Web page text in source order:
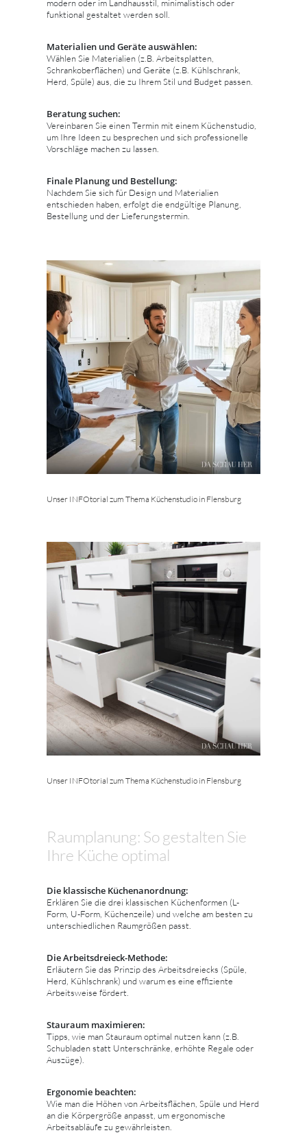
modern oder im Landhausstil, minimalistisch oder
funktional gestaltet werden soll.
Materialien und Geräte auswählen:
Wählen Sie Materialien (z.B. Arbeitsplatten,
Schrankoberflächen) und Geräte (z.B. Kühlschrank,
Herd, Spüle) aus, die zu Ihrem Stil und Budget passen.
Beratung suchen:
Vereinbaren Sie einen Termin mit einem Küchenstudio,
um Ihre Ideen zu besprechen und sich professionelle
Vorschläge machen zu lassen.
Finale Planung und Bestellung:
Nachdem Sie sich für Design und Materialien
entschieden haben, erfolgt die endgültige Planung,
Bestellung und der Lieferungstermin.
Unser INFOtorial zum Thema Küchenstudio in Flensburg
Unser INFOtorial zum Thema Küchenstudio in Flensburg
Raumplanung: So gestalten Sie
Ihre Küche optimal
Die klassische Küchenanordnung:
Erklären Sie die drei klassischen Küchenformen (L-
Form, U-Form, Küchenzeile) und welche am besten zu
unterschiedlichen Raumgrößen passt.
Die Arbeitsdreieck-Methode:
Erläutern Sie das Prinzip des Arbeitsdreiecks (Spüle,
Herd, Kühlschrank) und warum es eine effiziente
Arbeitsweise fördert.
Stauraum maximieren:
Tipps, wie man Stauraum optimal nutzen kann (z.B.
Schubladen statt Unterschränke, erhöhte Regale oder
Auszüge).
Ergonomie beachten:
Wie man die Höhen von Arbeitsflächen, Spüle und Herd
an die Körpergröße anpasst, um ergonomische
Arbeitsabläufe zu gewährleisten.